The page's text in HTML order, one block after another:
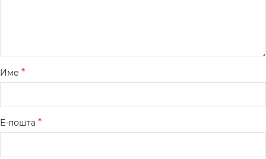
Име *
Е-пошта *